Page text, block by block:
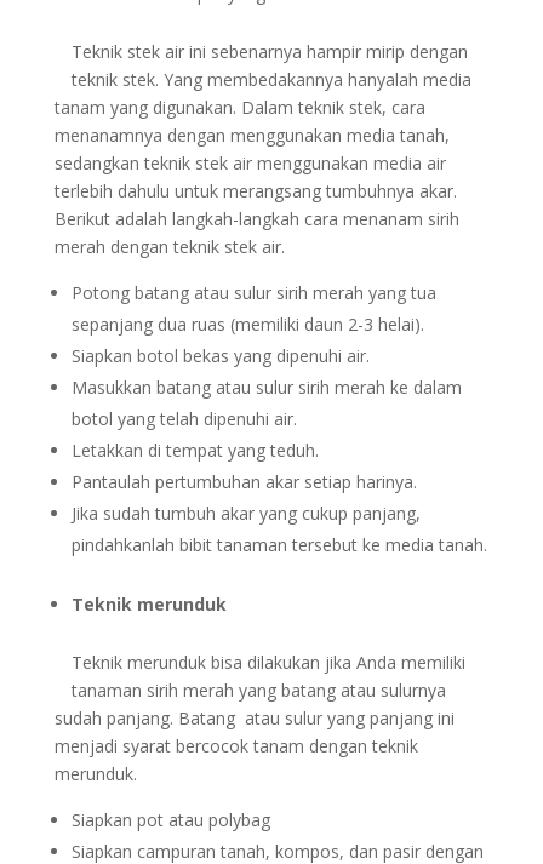
Teknik stek air ini sebenarnya hampir mirip dengan
teknik stek. Yang membedakannya hanyalah media
tanam yang digunakan. Dalam teknik stek, cara
menanamnya dengan menggunakan media tanah,
sedangkan teknik stek air menggunakan media air
terlebih dahulu untuk merangsang tumbuhnya akar.
Berikut adalah langkah-langkah cara menanam sirih
merah dengan teknik stek air.
Potong batang atau sulur sirih merah yang tua
sepanjang dua ruas (memiliki daun 2-3 helai).
Siapkan botol bekas yang dipenuhi air.
Masukkan batang atau sulur sirih merah ke dalam
botol yang telah dipenuhi air.
Letakkan di tempat yang teduh.
Pantaulah pertumbuhan akar setiap harinya.
Jika sudah tumbuh akar yang cukup panjang,
pindahkanlah bibit tanaman tersebut ke media tanah.
Teknik merunduk
Teknik merunduk bisa dilakukan jika Anda memiliki
tanaman sirih merah yang batang atau sulurnya
sudah panjang. Batang atau sulur yang panjang ini
menjadi syarat bercocok tanam dengan teknik
merunduk.
Siapkan pot atau polybag
Siapkan campuran tanah, kompos, dan pasir dengan